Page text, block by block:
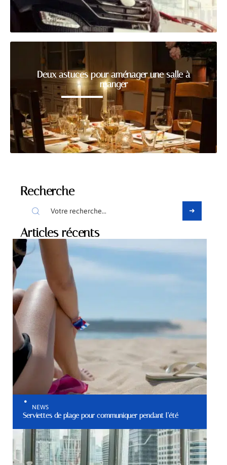
Deux astuces pour aménager une salle à
manger
Recherche
Articles récents
NEWS
Serviettes de plage pour communiquer pendant l’été